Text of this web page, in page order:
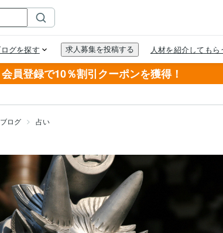
会員登録で10％割引クーポンを獲得！
ブログ 占い